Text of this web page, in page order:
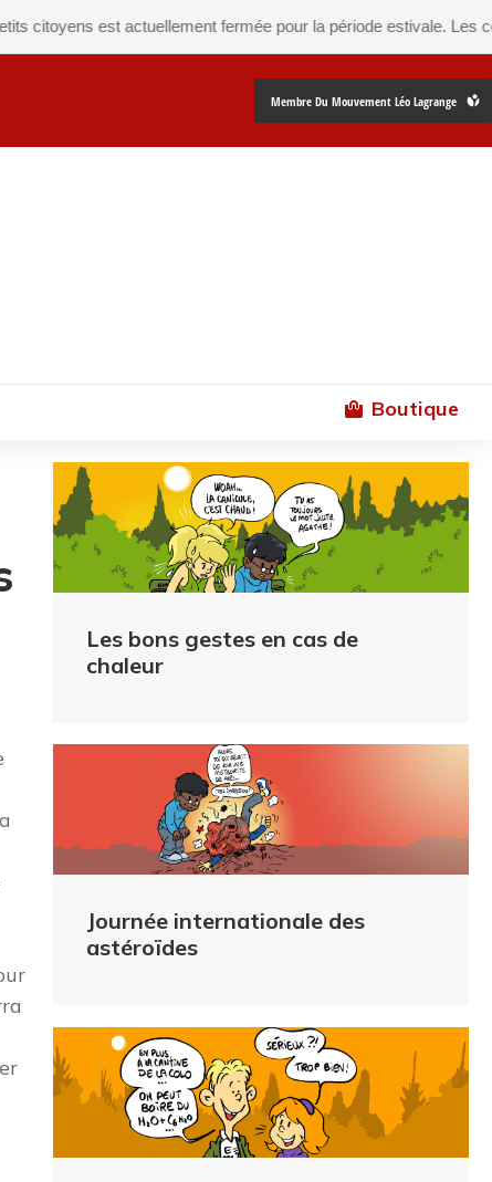
est actuellement fermée pour la période estivale. Les
Membre Du Mouvement Léo Lagrange
Boutique
Les bons gestes en cas de
chaleur
Journée internationale des
astéroïdes